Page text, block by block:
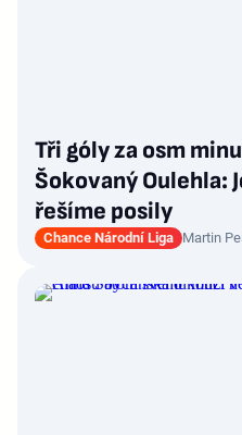
Tři góly za osm
Šokovaný Oulehla:
řešíme posily
Chance Národní Liga Martin